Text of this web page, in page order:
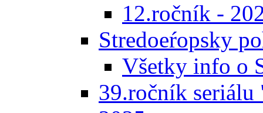
12.ročník -
Stredoeŕopsky
Všetky info o
39.ročník